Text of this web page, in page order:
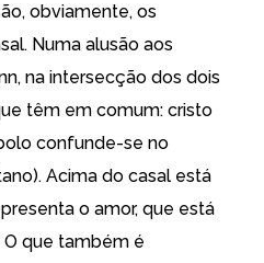
obviamente, os
Numa alusão aos
na intersecção dos dois
têm em comum: cristo
confunde-se no
Acima do casal está
o amor, que está
O que também é